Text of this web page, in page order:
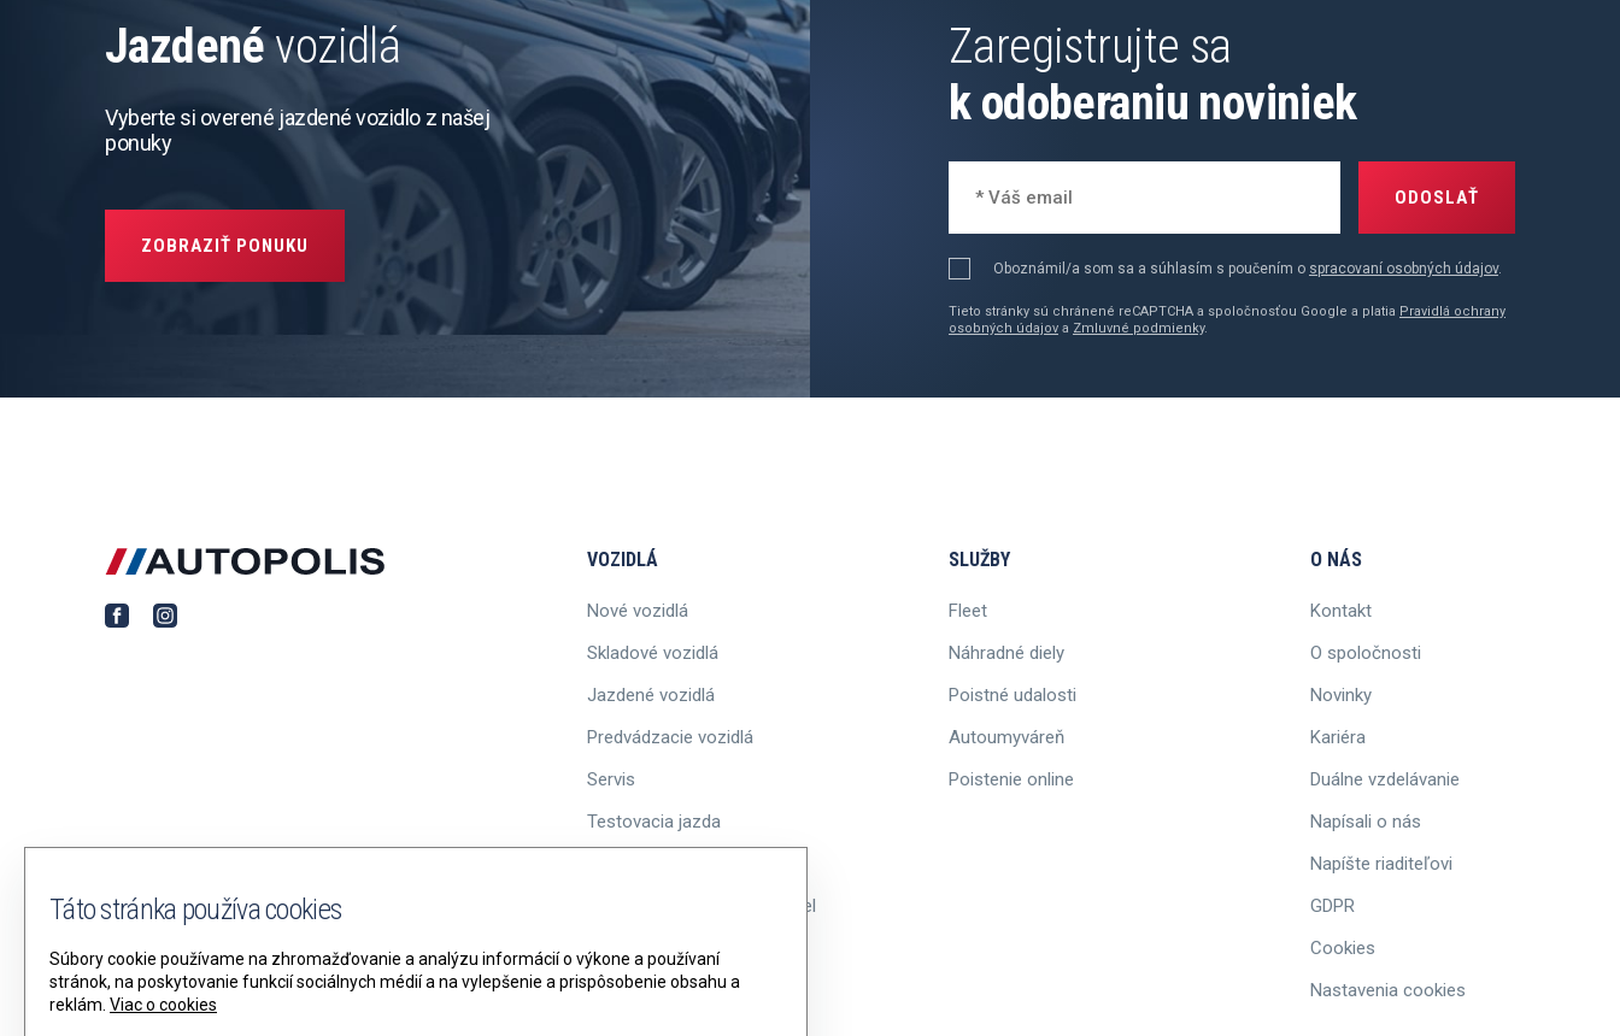
Jazdenévozidlá
Vyberte si overené jazdené vozidlo z našej
ponuky
ZOBRAZIŤ PONUKU
Zaregistrujte sa
k odoberaniu noviniek
ODOSLAŤ
Oboznámil/a som sa a súhlasím s poučením o spracovaní osobných údajov.
Tieto stránky sú chránené reCAPTCHA a spoločnosťou Google a platia Pravidlá ochrany
osobných údajov a Zmluvné podmienky.
VOZIDLÁ
Nové vozidlá
Skladové vozidlá
Jazdené vozidlá
Predvádzacie vozidlá
Servis
Testovacia jazda
Informácie o ponuke vozidiel
SLUŽBY
Fleet
Náhradné diely
Poistné udalosti
Autoumyváreň
Poistenie online
O NÁS
Kontakt
O spoločnosti
Novinky
Kariéra
Duálne vzdelávanie
Napísali o nás
Napíšte riaditeľovi
GDPR
Cookies
Nastavenia cookies
Táto stránka používa cookies
Súbory cookie používame na zhromažďovanie a analýzu informácií o výkone a používaní
stránok, na poskytovanie funkcií sociálnych médií a na vylepšenie a prispôsobenie obsahu a
reklám. Viac o cookies